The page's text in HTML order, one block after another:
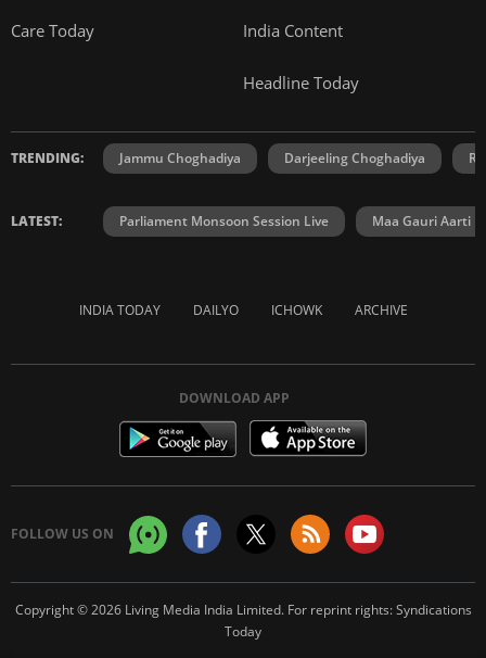
Care Today India Content
Headline Today
TRENDING: Jammu Choghadiya Darjeeling Choghadiya
LATEST: Parliament Monsoon Session Live Maa Gauri Aarti
INDIA TODAY DAILYO ICHOWK ARCHIVE
DOWNLOAD APP
FOLLOW US ON
Copyright © 2026 Living Media India Limited. For reprint rights:Syndications
Today